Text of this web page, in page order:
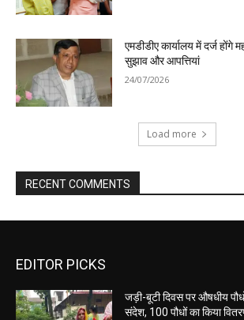
एमडीडीए कार्यालय में दर्ज होंगे
सुझाव और आपत्तियां
24/07/2026
Load more
RECENT COMMENTS
EDITOR PICKS
जड़ी-बूटी दिवस पर औषधीय
संदेश, 100 पौधों का किया